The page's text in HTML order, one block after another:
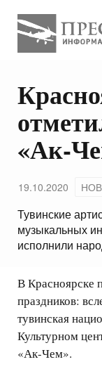
«Ак-
19.10.2020
Тувинские
музыкальных
исполнили
В Красноярске
праздников:
тувинская
Культурном
«Ак-Чем».